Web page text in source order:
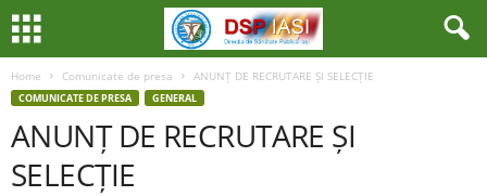
Home Comunicate de presa ANUNȚ DE RECRUTARE ȘI SELECȚIE
COMUNICATE DE PRESA GENERAL
ANUNȚ DE RECRUTARE ȘI
SELECȚIE